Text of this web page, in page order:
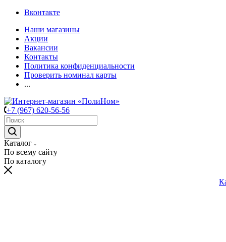
Вконтакте
Наши магазины
Акции
Вакансии
Контакты
Политика конфиденциальности
Проверить номинал карты
...
+7 (967) 620-56-56
Каталог
По всему сайту
По каталогу